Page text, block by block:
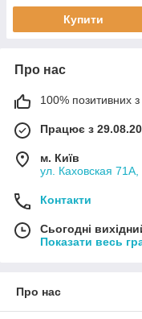
Купити
Про нас
100% позитивних з
Працює з
м. Київ
ул. Каховская 71А,
Контакти
Сьогодні
Показати весь
Про нас